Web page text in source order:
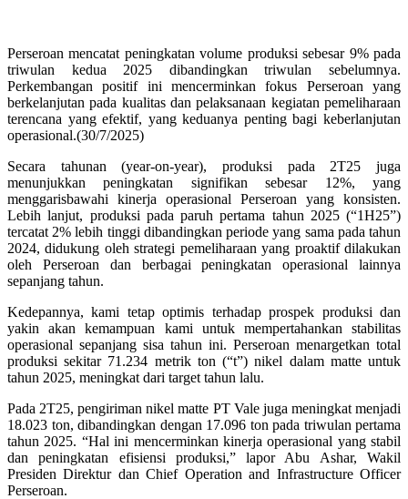
Perseroan mencatat peningkatan volume produksi sebesar 9% pada
triwulan kedua 2025 dibandingkan triwulan sebelumnya.
Perkembangan positif ini mencerminkan fokus Perseroan yang
berkelanjutan pada kualitas dan pelaksanaan kegiatan pemeliharaan
terencana yang efektif, yang keduanya penting bagi keberlanjutan
operasional.(30/7/2025)
Secara tahunan (year-on-year), produksi pada 2T25 juga
menunjukkan peningkatan signifikan sebesar 12%, yang
menggarisbawahi kinerja operasional Perseroan yang konsisten.
Lebih lanjut, produksi pada paruh pertama tahun 2025 (“1H25”)
tercatat 2% lebih tinggi dibandingkan periode yang sama pada tahun
2024, didukung oleh strategi pemeliharaan yang proaktif dilakukan
oleh Perseroan dan berbagai peningkatan operasional lainnya
sepanjang tahun.
Kedepannya, kami tetap optimis terhadap prospek produksi dan
yakin akan kemampuan kami untuk mempertahankan stabilitas
operasional sepanjang sisa tahun ini. Perseroan menargetkan total
produksi sekitar 71.234 metrik ton (“t”) nikel dalam matte untuk
tahun 2025, meningkat dari target tahun lalu.
Pada 2T25, pengiriman nikel matte PT Vale juga meningkat menjadi
18.023 ton, dibandingkan dengan 17.096 ton pada triwulan pertama
tahun 2025. “Hal ini mencerminkan kinerja operasional yang stabil
dan peningkatan efisiensi produksi,” lapor Abu Ashar, Wakil
Presiden Direktur dan Chief Operation and Infrastructure Officer
Perseroan.